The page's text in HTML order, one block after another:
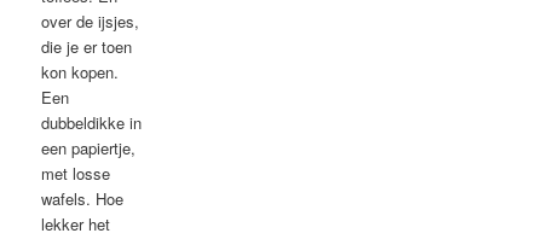
over de ijsjes,
die je er toen
kon kopen.
Een
dubbeldikke in
een papiertje,
met losse
wafels. Hoe
lekker het